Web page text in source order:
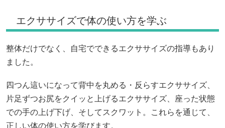
エクササイズで体の使い方を学ぶ
整体だけでなく、自宅でできるエクササイズの指導もあり
ました。
四つん這いになって背中を丸める・反らすエクササイズ、
片足ずつお尻をクイッと上げるエクササイズ、座った状態
での手の上げ下げ、そしてスクワット。これらを通じて、
正しい体の使い方を学びます。